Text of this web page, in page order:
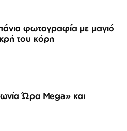
φωτογραφία με μαγιό
του κόρη
Ώρα Mega» και